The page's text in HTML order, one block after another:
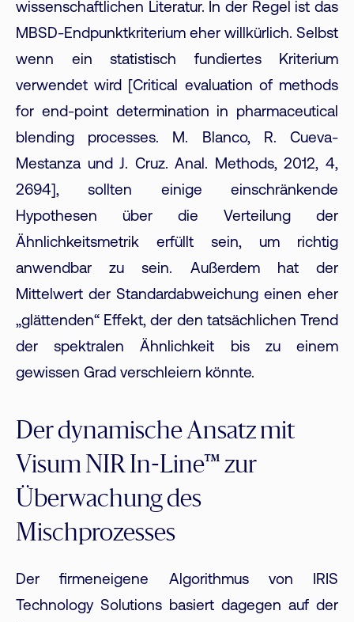
wissenschaftlichen Literatur. In der Regel ist das
MBSD-Endpunktkriterium eher willkürlich. Selbst
wenn ein statistisch fundiertes Kriterium
verwendet wird [Critical evaluation of methods
for end-point determination in pharmaceutical
blending processes. M. Blanco, R. Cueva-
Mestanza und J. Cruz. Anal. Methods, 2012, 4,
2694], sollten einige einschränkende
Hypothesen über die Verteilung der
Ähnlichkeitsmetrik erfüllt sein, um richtig
anwendbar zu sein. Außerdem hat der
Mittelwert der Standardabweichung einen eher
„glättenden“ Effekt, der den tatsächlichen Trend
der spektralen Ähnlichkeit bis zu einem
gewissen Grad verschleiern könnte.
Der dynamische Ansatz mit
Visum NIR In-Line™ zur
Überwachung des
Mischprozesses
Der firmeneigene Algorithmus von IRIS
Technology Solutions basiert dagegen auf der